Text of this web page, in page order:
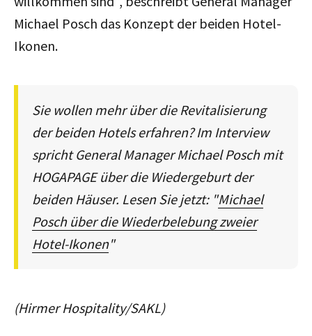
Michael Posch das Konzept der beiden Hotel-
Ikonen.
Sie wollen mehr über die Revitalisierung
der beiden Hotels erfahren? Im Interview
sprichtGeneral ManagerMichael Posch mit
HOGAPAGE über dieWiedergeburt der
beiden Häuser. Lesen Sie jetzt: "Michael
Posch über die Wiederbelebung zweier
Hotel-Ikonen"
(Hirmer Hospitality/SAKL)